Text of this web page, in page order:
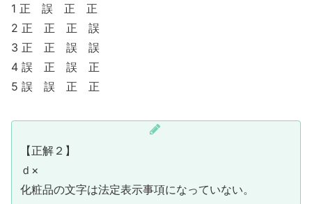
1 正 誤 正 正
2 正 正 正 誤
3 正 正 誤 誤
4 誤 正 誤 正
5 誤 誤 正 正
【正解２】
ｄ×
化粧品の文字は法定表示事項になっていない。